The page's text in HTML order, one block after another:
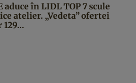
aduce în LIDL TOP 7 scule
atelier. „Vedeta” ofertei
129...